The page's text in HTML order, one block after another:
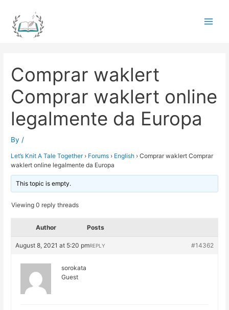
content
Comprar waklert
Comprar waklert online
legalmente da Europa
By /
Let’s Knit A Tale Together › Forums › English › Comprar waklert Comprar
waklert online legalmente da Europa
This topic is empty.
Viewing 0 reply threads
Author Posts
August 8, 2021 at 5:20 pm #14362
REPLY
sorokata
Guest